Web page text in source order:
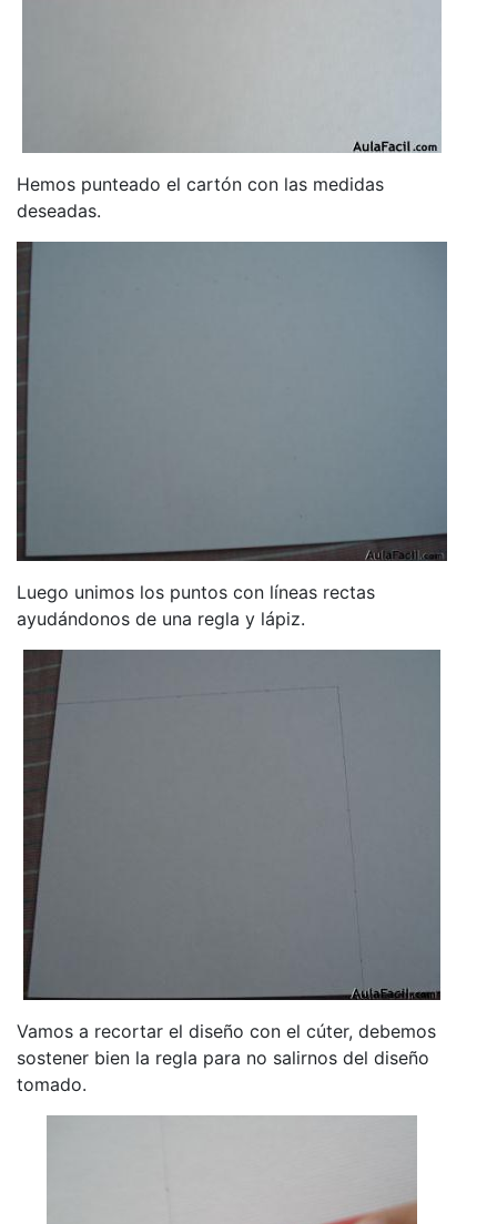
Hemos punteado el cartón con las medidas
deseadas.
Luego unimos los puntos con líneas rectas
ayudándonos de una regla y lápiz.
Vamos a recortar el diseño con el cúter, debemos
sostener bien la regla para no salirnos del diseño
tomado.